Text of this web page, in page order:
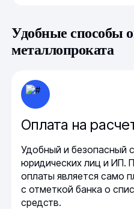
Удобные способы
металлопроката
Оплата на
Удобный и безопасный
юридических лиц и ИП.
оплаты является само
с отметкой банка о
средств.